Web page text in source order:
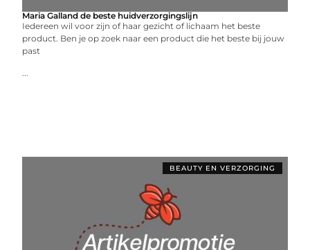
Maria Galland de beste huidverzorgingslijn
Iedereen wil voor zijn of haar gezicht of lichaam het beste
product. Ben je op zoek naar een product die het beste bij jouw
past
...
BEAUTY EN VERZORGING